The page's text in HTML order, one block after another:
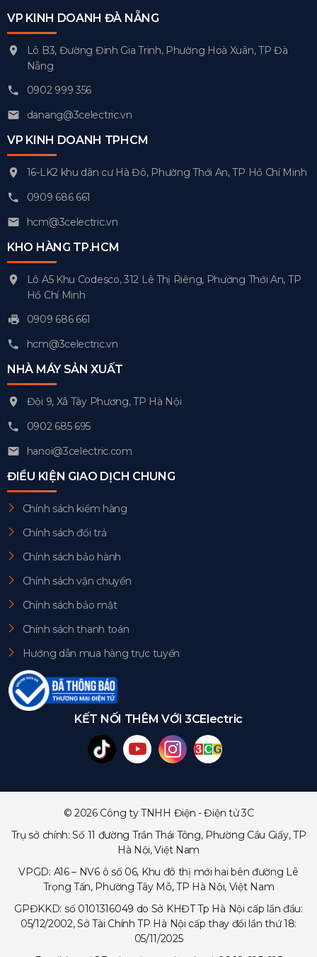
VP KINH DOANH ĐÀ NẴNG
Lô B3, Đường Đinh Gia Trinh, Phường Hoà Xuân, TP Đà
Nẵng
0902 999 356
danang@3celectric.vn
VP KINH DOANH TPHCM
16-LK2 khu dân cư Hà Đô, Phường Thới An, TP Hồ Chí Minh
0909 686 661
hcm@3celectric.vn
KHO HÀNG TP.HCM
Lô A5 Khu Codesco, 312 Lê Thị Riêng, Phường Thới An, TP
Hồ Chí Minh
0909 686 661
hcm@3celectric.vn
NHÀ MÁY SẢN XUẤT
Đội 9, Xã Tây Phương, TP Hà Nội
0902 685 695
hanoi@3celectric.com
ĐIỀU KIỆN GIAO DỊCH CHUNG
Chính sách kiểm hàng
Chính sách đổi trả
Chính sách bảo hành
Chính sách vận chuyển
Chính sách bảo mật
Chính sách thanh toán
Hướng dẫn mua hàng trực tuyến
KẾT NỐI THÊM VỚI 3CElectric
© 2026 Công ty TNHH Điện - Điện tử 3C
Trụ sở chính: Số 11 đường Trần Thái Tông, Phường Cầu Giấy, TP
Hà Nội, Việt Nam
VPGD: A16 – NV6 ô số 06, Khu đô thị mới hai bên đường Lê
Trọng Tấn, Phường Tây Mỗ, TP Hà Nội, Việt Nam
GPĐKKD: số 0101316049 do Sở KHĐT Tp Hà Nội cấp lần đầu:
05/12/2002, Sở Tài Chính TP Hà Nội cấp thay đổi lần thứ 18:
05/11/2025